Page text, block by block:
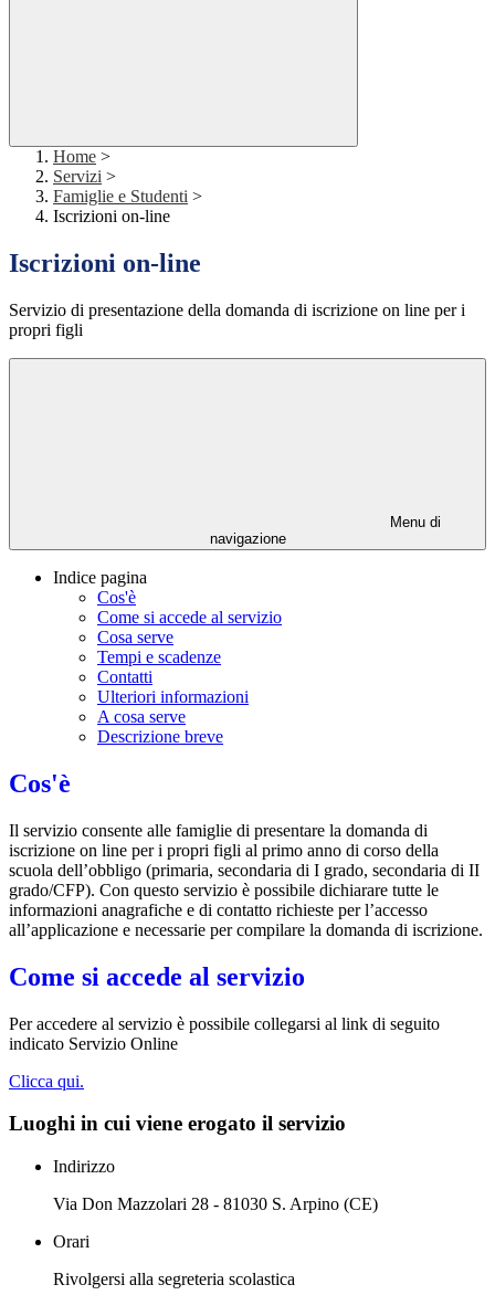
Home >
Servizi >
Famiglie e Studenti >
Iscrizioni on-line
Iscrizioni on-line
Servizio di presentazione della domanda di iscrizione on line per i
propri figli
Menu di
navigazione
Indice pagina
Cos'è
Come si accede al servizio
Cosa serve
Tempi e scadenze
Contatti
Ulteriori informazioni
A cosa serve
Descrizione breve
Cos'è
Il servizio consente alle famiglie di presentare la domanda di
iscrizione on line per i propri figli al primo anno di corso della
scuola dell’obbligo (primaria, secondaria di I grado, secondaria di II
grado/CFP). Con questo servizio è possibile dichiarare tutte le
informazioni anagrafiche e di contatto richieste per l’accesso
all’applicazione e necessarie per compilare la domanda di iscrizione.
Come si accede al servizio
Per accedere al servizio è possibile collegarsi al link di seguito
indicato Servizio Online
Clicca qui.
Luoghi in cui viene erogato il servizio
Indirizzo
Via Don Mazzolari 28 - 81030 S. Arpino (CE)
Orari
Rivolgersi alla segreteria scolastica